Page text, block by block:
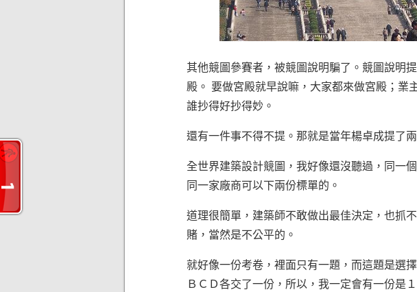
其他競圖參賽者，被競圖說明騙了。競圖說明
殿。 要做宮殿就早說嘛，大家都來做宮殿；業
誰抄得好抄得妙。
還有一件事不得不提。那就是當年楊卓成提了
全世界建築設計競圖，我好像還沒聽過，同一
同一家廠商可以下兩份標單的。
道理很簡單，建築師不敢做出最佳決定，也抓
賭，當然是不公平的。
就好像一份考卷，裡面只有一題，而這題是選
ＢＣＤ各交了一份，所以，我一定會有一份是